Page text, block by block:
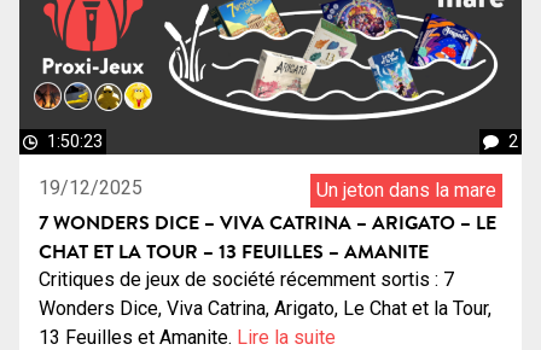
1:50:23 2
19/12/2025 Un jeton dans la mare
7 WONDERS DICE – VIVA CATRINA – ARIGATO – LE
CHAT ET LA TOUR – 13 FEUILLES – AMANITE
Critiques de jeux de société récemment sortis : 7
Wonders Dice, Viva Catrina, Arigato, Le Chat et la Tour,
13 Feuilles et Amanite. Lire la suite